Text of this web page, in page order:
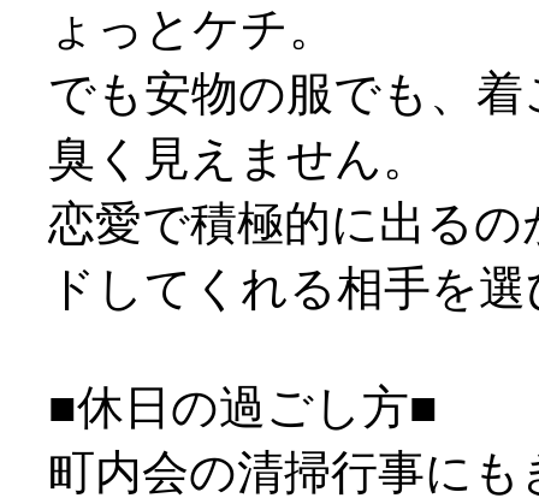
ょっとケチ。
でも安物の服でも、
臭く見えません。
恋愛で積極的に出る
ドしてくれる相手を
■休日の過ごし方■
町内会の清掃行事に